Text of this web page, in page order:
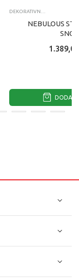
DEKORATIVNI SETOVI I DODACI
NEBULOUS
1.389,00
DODAJ